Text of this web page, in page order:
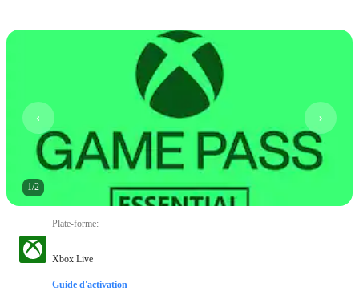
1/2
Plate-forme:
Xbox Live
Guide d'activation